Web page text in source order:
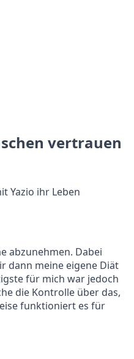
vertrauen
Yazio ihr Leben
abzunehmen. Dabei
dann meine eigene Diät
für mich war jedoch
die Kontrolle über das,
funktioniert es für